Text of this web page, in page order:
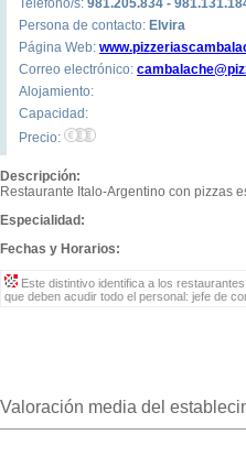
Teléfono/s: 981.205.834 -
Persona de contacto: Elvira
Página Web:
Correo electrónico:
Alojamiento:
Capacidad:
Precio:
Descripción:
Restaurante Italo-Argentino con pizzas
Especialidad:
Fechas y Horarios:
Este distintivo identifica a los
que deben acudir todo el personal: jefe de
Valoración media del